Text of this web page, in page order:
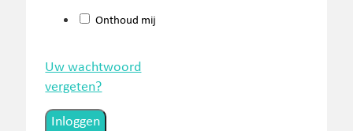
Onthoud mij
Uw wachtwoord
vergeten?
Inloggen